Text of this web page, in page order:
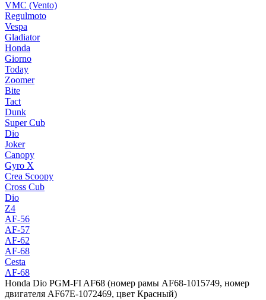
VMC (Vento)
Regulmoto
Vespa
Gladiator
Honda
Giorno
Today
Zoomer
Bite
Tact
Dunk
Super Cub
Dio
Joker
Canopy
Gyro X
Crea Scoopy
Cross Cub
Dio
Z4
AF-56
AF-57
AF-62
AF-68
Cesta
AF-68
Honda Dio PGM-FI AF68 (номер рамы AF68-1015749, номер
двигателя AF67E-1072469, цвет Красный)